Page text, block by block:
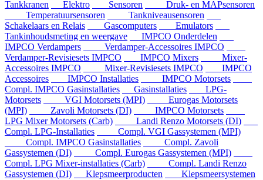
Tankkranen
Elektro Sensoren
Druk- en MAPsensoren
Temperatuursensoren
Tankniveausensoren
Schakelaars en Relais
Gascomputers
Emulators
Tankinhoudsmeting en weergave
IMPCO Onderdelen
IMPCO Verdampers
Verdamper-Accessoires IMPCO
Verdamper-Revisiesets IMPCO
IMPCO Mixers
Mixer-
Accessoires IMPCO
Mixer-Revisiesets IMPCO
IMPCO
Accessoires
IMPCO Installaties
IMPCO Motorsets
Compl. IMPCO Gasinstallaties
Gasinstallaties
LPG-
Motorsets
VGI Motorsets (MPI)
Eurogas Motorsets
(MPI)
Zavoli Motorsets (DI)
IMPCO Motorsets
LPG Mixer Motorsets (Carb)
Landi Renzo Motorsets (DI)
Compl. LPG-Installaties
Compl. VGI Gassystemen (MPI)
Compl. IMPCO Gasinstallaties
Compl. Zavoli
Gassystemen (DI)
Compl. Eurogas Gassystemen (MPI)
Compl. LPG Mixer-installaties (Carb)
Compl. Landi Renzo
Gassystemen (DI)
Klepsmeerproducten
Klepsmeersystemen